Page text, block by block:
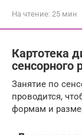
На чтение: 25 мин
Картотека
сенсорного
Занятие по
проводится,
формам и